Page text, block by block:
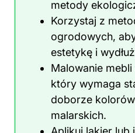
metody
Korzystaj z
ogrodowych,
estetykę i
Malowanie
który wymaga
doborze
malarskich.